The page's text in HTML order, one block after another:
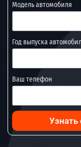
Модель автомобиля
Год выпуска
Ваш телефон
Узнать